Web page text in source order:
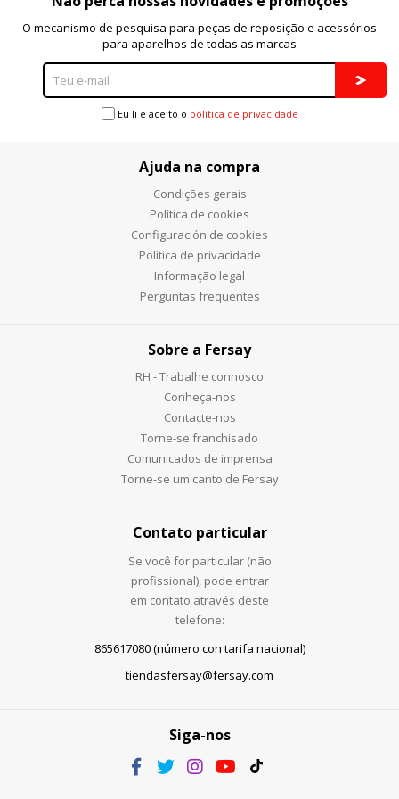
O mecanismo de pesquisa para peças de reposição e acessórios
para aparelhos de todas as marcas
Eu li e aceito o política de privacidade
Ajuda na compra
Condições gerais
Política de cookies
Configuración de cookies
Política de privacidade
Informação legal
Perguntas frequentes
Sobre a Fersay
RH - Trabalhe connosco
Conheça-nos
Contacte-nos
Torne-se franchisado
Comunicados de imprensa
Torne-se um canto de Fersay
Contato particular
Se você for particular (não
profissional), pode entrar
em contato através deste
telefone:
865617080 (número con tarifa nacional)
tiendasfersay@fersay.com
Siga-nos